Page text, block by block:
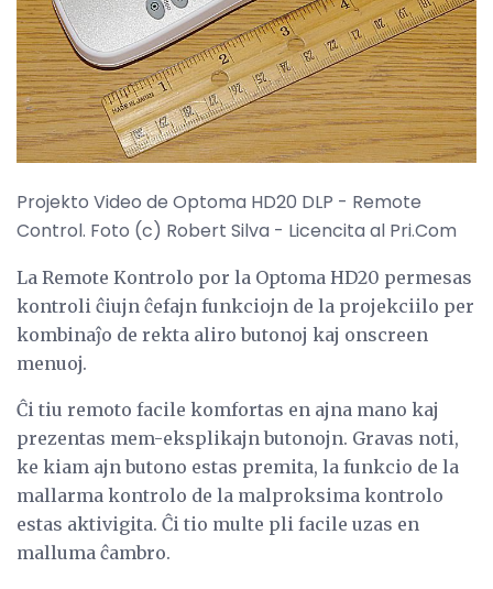
Projekto Video de Optoma HD20 DLP - Remote
Control. Foto (c) Robert Silva - Licencita al Pri.Com
La Remote Kontrolo por la Optoma HD20 permesas
kontroli ĉiujn ĉefajn funkciojn de la projekciilo per
kombinaĵo de rekta aliro butonoj kaj onscreen
menuoj.
Ĉi tiu remoto facile komfortas en ajna mano kaj
prezentas mem-eksplikajn butonojn. Gravas noti,
ke kiam ajn butono estas premita, la funkcio de la
mallarma kontrolo de la malproksima kontrolo
estas aktivigita. Ĉi tio multe pli facile uzas en
malluma ĉambro.